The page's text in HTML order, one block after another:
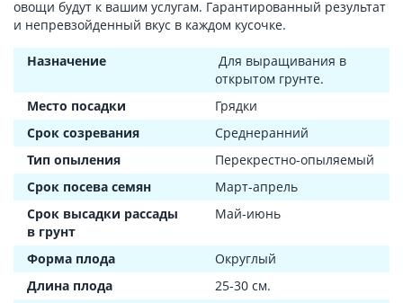
овощи будут к вашим услугам. Гарантированный результат
и непревзойденный вкус в каждом кусочке.
Назначение
Для выращивания в
открытом грунте.
Место посадки
Грядки
Срок созревания
Среднеранний
Тип опыления
Перекрестно-опыляемый
Срок посева семян
Март-апрель
Срок высадки рассады
в грунт
Май-июнь
Форма плода
Округлый
Длина плода
25-30 см.